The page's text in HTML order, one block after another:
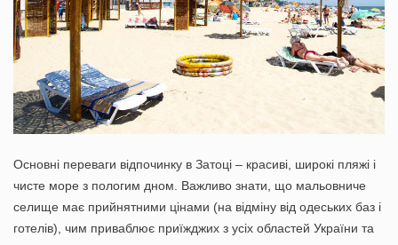
Основні переваги відпочинку в Затоці – красиві, широкі пляжі і
чисте море з пологим дном. Важливо знати, що мальовниче
селище має прийнятними цінами (на відміну від одеських баз і
готелів), чим приваблює приїжджих з усіх областей України та